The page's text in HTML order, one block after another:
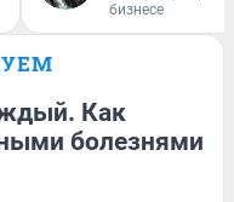
бизнесе
Как
болезнями